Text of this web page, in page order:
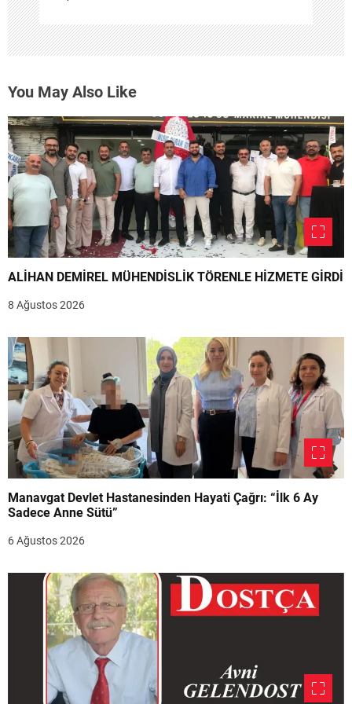
You May Also Like
ALİHAN DEMİREL MÜHENDİSLİK TÖRENLE HİZMETE GİRDİ
8 Ağustos 2026
Manavgat Devlet Hastanesinden Hayati Çağrı: “İlk 6 Ay
Sadece Anne Sütü”
6 Ağustos 2026